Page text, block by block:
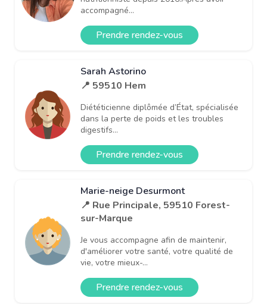
accompagné...
Prendre rendez-vous
Sarah Astorino
📍 59510 Hem
Diététicienne diplômée d’État, spécialisée
dans la perte de poids et les troubles
digestifs...
Prendre rendez-vous
Marie-neige Desurmont
📍 Rue Principale, 59510 Forest-
sur-Marque
Je vous accompagne afin de maintenir,
d'améliorer votre santé, votre qualité de
vie, votre mieux-...
Prendre rendez-vous